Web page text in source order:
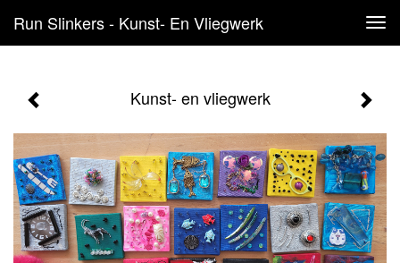
Run Slinkers - Kunst- En Vliegwerk
Kunst- en vliegwerk